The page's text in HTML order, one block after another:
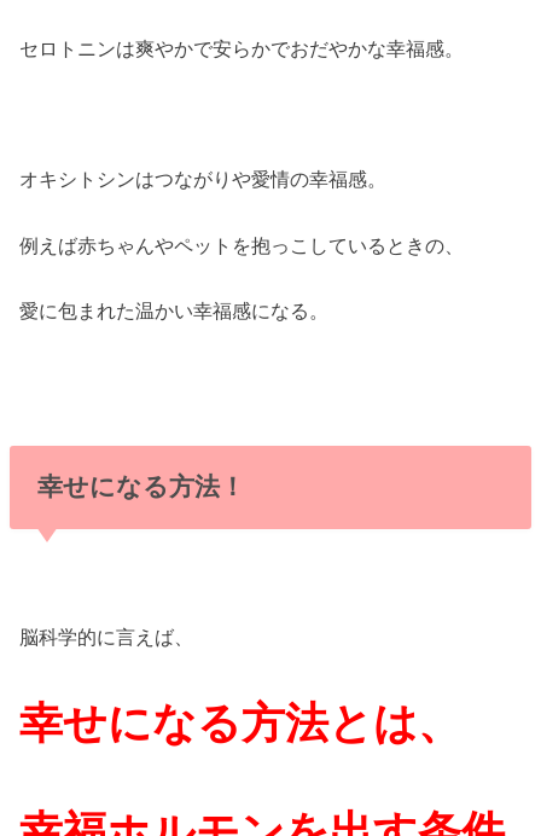
セロトニンは爽やかで安らかでおだやかな幸福感。
オキシトシンはつながりや愛情の幸福感。
例えば赤ちゃんやペットを抱っこしているときの、
愛に包まれた温かい幸福感になる。
幸せになる方法！
脳科学的に言えば、
幸せになる方法とは、